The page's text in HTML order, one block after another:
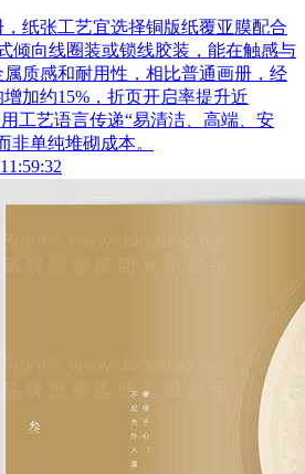
纸张工艺宜选择铜版纸覆亚膜配合
倾向线圈装或锁线胶装，能在触感与
质感和耐用性，相比普通画册，经
加约15%，折页开启率提升近
工艺语言传递“易清洁、高端、安
非单纯堆砌成本。